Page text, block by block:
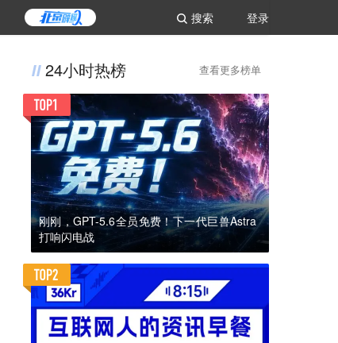
登录
搜索
24小时热榜 查看更多榜单
刚刚，GPT-5.6全员免费！下一代巨兽Astra
打响闪电战